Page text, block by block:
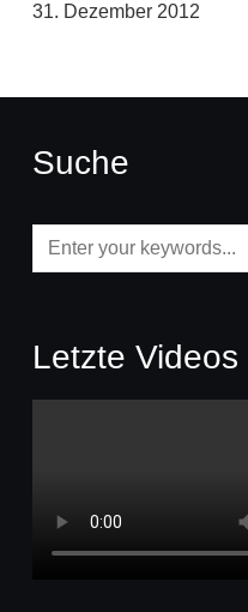
31. Dezember 2012
Suche
Letzte Videos